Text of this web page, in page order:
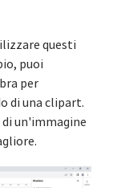
questi
puoi
per
di una clipart.
un'immagine